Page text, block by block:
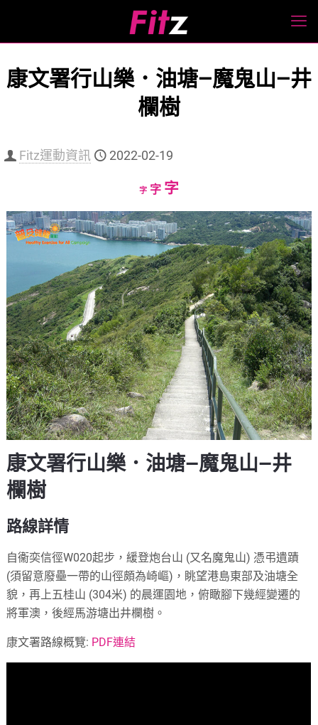
康文署行山樂．油塘—魔鬼山—井
欄樹
Fitz運動資訊 2022-02-19
字Decrease
size.
字Reset
size.
字Increase
size.
康文署行山樂．油塘—魔鬼山—井
欄樹
路線詳情
自衞奕信徑W020起步，緩登炮台山 (又名魔鬼山) 憑弔遺蹟
(須留意廢壘一帶的山徑頗為崎嶇)，眺望港島東部及油塘全
貌，再上五桂山 (304米) 的晨運園地，俯瞰腳下幾經變遷的
將軍澳，後經馬游塘出井欄樹。
康文署路線概覽: PDF連結